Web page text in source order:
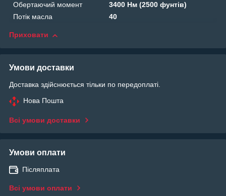
Обертаючий момент
3400 Нм (2500 фунтів)
Потік масла
40
Приховати
Умови доставки
Доставка здійснюється тільки по передоплаті.
Нова Пошта
Всі умови доставки
Умови оплати
Післяплата
Всі умови оплати